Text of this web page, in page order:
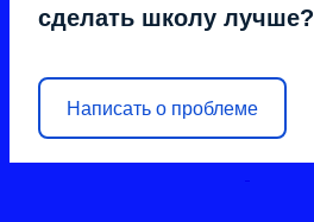
сделать школу лучше?
Написать о проблеме